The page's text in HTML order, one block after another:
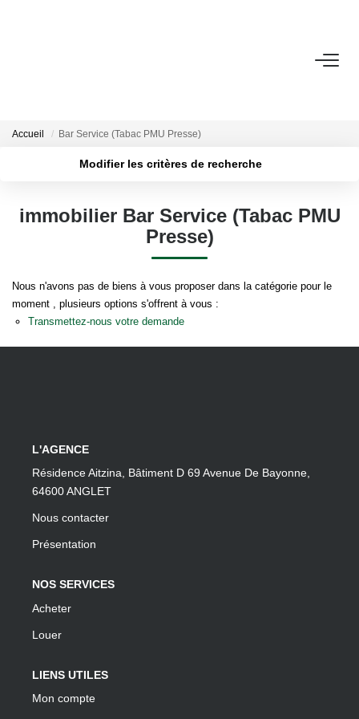
LOUER
Qui Sommes-Nous ?
Nous Rejoindre
Nos Actualités
CONTACT
Accueil Bar Service (Tabac PMU Presse)
Modifier les critères de recherche
Type de bien
immobilier Bar Service (Tabac PMU
Presse)
Nous n'avons pas de biens à vous proposer dans la catégorie pour le
moment , plusieurs options s'offrent à vous :
Transmettez-nous votre demande
L'AGENCE
Résidence Aitzina, Bâtiment D 69 Avenue De Bayonne,
64600 ANGLET
Nous contacter
Présentation
NOS SERVICES
Acheter
Louer
LIENS UTILES
Mon compte